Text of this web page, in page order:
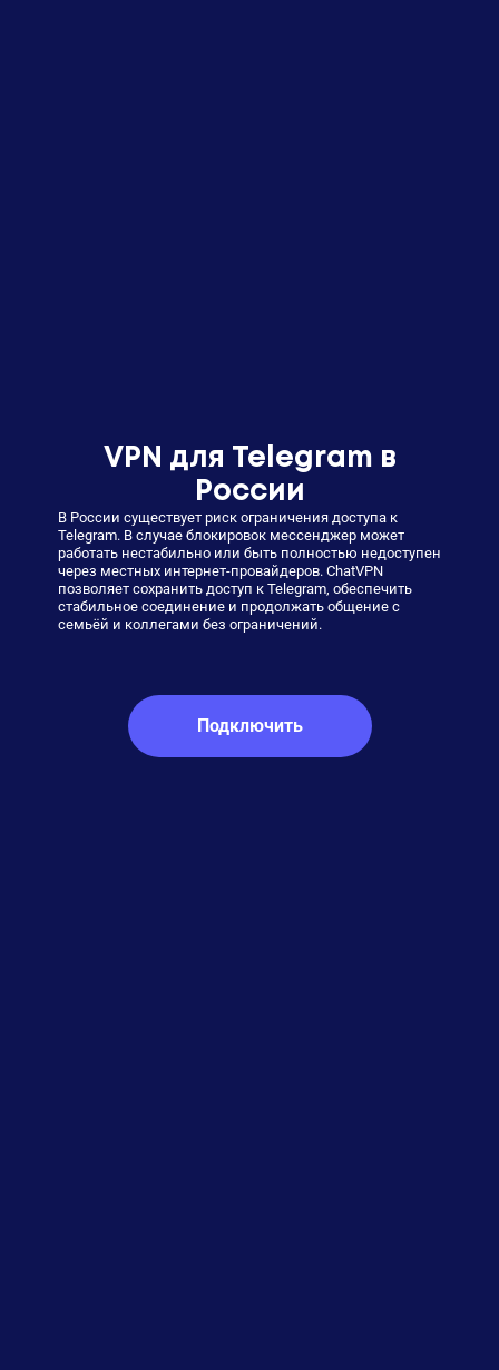
VPN для Telegram в
России
В России существует риск ограничения доступа к
Telegram. В случае блокировок мессенджер может
работать нестабильно или быть полностью недоступен
через местных интернет-провайдеров. ChatVPN
позволяет сохранить доступ к Telegram, обеспечить
стабильное соединение и продолжать общение с
семьёй и коллегами без ограничений.
Подключить